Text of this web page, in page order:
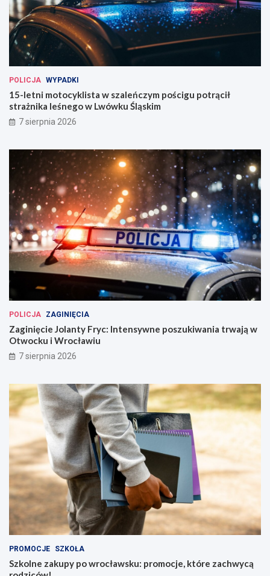
POLICJA WYPADKI
15-letni motocyklista w szaleńczym pościgu potrącił
strażnika leśnego w Lwówku Śląskim
7 sierpnia 2026
POLICJA ZAGINIĘCIA
Zaginięcie Jolanty Fryc: Intensywne poszukiwania trwają w
Otwocku i Wrocławiu
7 sierpnia 2026
PROMOCJE SZKOŁA
Szkolne zakupy po wrocławsku: promocje, które zachwycą